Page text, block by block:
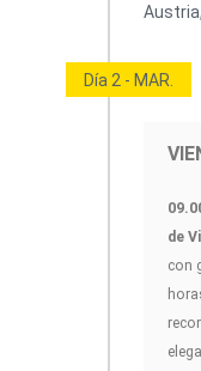
Día 2 - MAR.
de
con